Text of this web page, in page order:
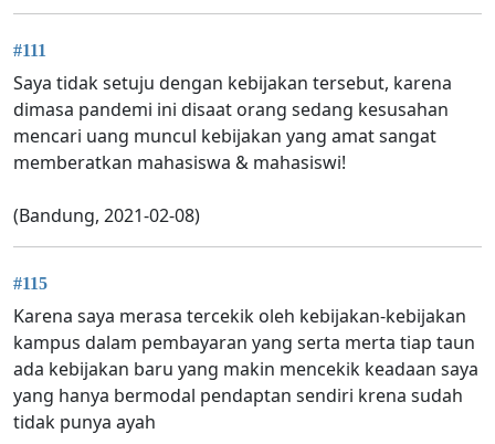
#111
Saya tidak setuju dengan kebijakan tersebut, karena
dimasa pandemi ini disaat orang sedang kesusahan
mencari uang muncul kebijakan yang amat sangat
memberatkan mahasiswa & mahasiswi!
(Bandung, 2021-02-08)
#115
Karena saya merasa tercekik oleh kebijakan-kebijakan
kampus dalam pembayaran yang serta merta tiap taun
ada kebijakan baru yang makin mencekik keadaan saya
yang hanya bermodal pendaptan sendiri krena sudah
tidak punya ayah